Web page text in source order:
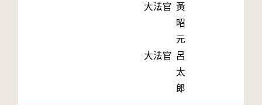
大法官 黃
昭
元
大法官 呂
太
郎